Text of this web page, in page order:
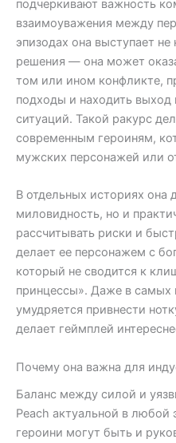
подчеркивают важность
взаимоуважения между
эпизодах она выступает
решения — она может
том или ином конфликте,
подходы и находить выход
ситуаций. Такой ракурс
современным героиням,
мужских персонажей или
В отдельных историях она
миловидность, но и
рассчитывать риски и
делает ее персонажем с
который не сводится к
принцессы». Даже в самых
умудряется привнести
делает геймплей
Почему она важна для
Баланс между силой и
Peach актуальной в любой
героини могут быть и